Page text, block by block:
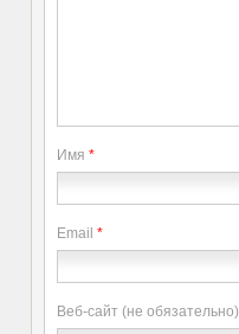
Имя *
Email *
Веб-сайт (не обязательно)